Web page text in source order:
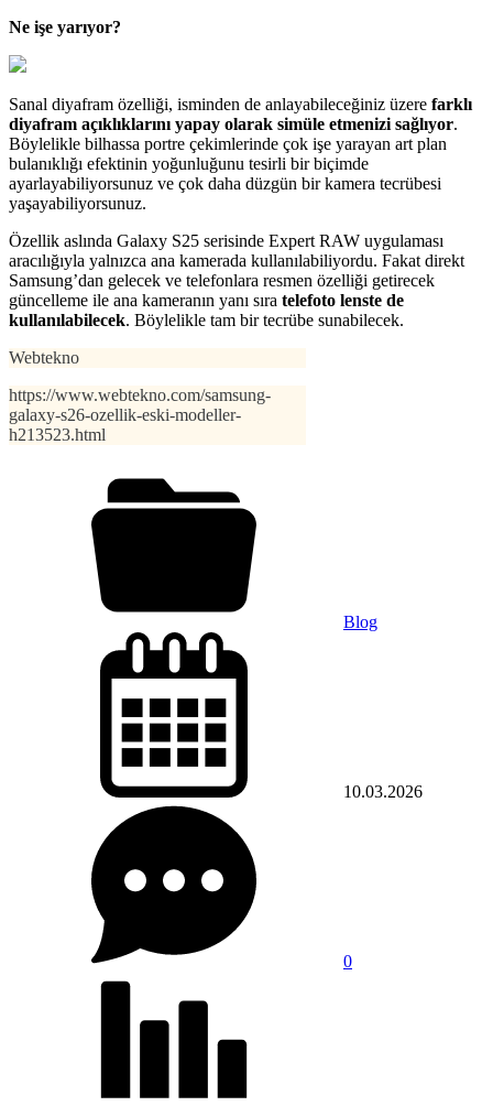
Ne işe yarıyor?
Sanal diyafram özelliği, isminden de anlayabileceğiniz üzere farklı
diyafram açıklıklarını yapay olarak simüle etmenizi sağlıyor.
Böylelikle bilhassa portre çekimlerinde çok işe yarayan art plan
bulanıklığı efektinin yoğunluğunu tesirli bir biçimde
ayarlayabiliyorsunuz ve çok daha düzgün bir kamera tecrübesi
yaşayabiliyorsunuz.
Özellik aslında Galaxy S25 serisinde Expert RAW uygulaması
aracılığıyla yalnızca ana kamerada kullanılabiliyordu. Fakat direkt
Samsung’dan gelecek ve telefonlara resmen özelliği getirecek
güncelleme ile ana kameranın yanı sıra telefoto lenste de
kullanılabilecek. Böylelikle tam bir tecrübe sunabilecek.
Webtekno
https://www.webtekno.com/samsung-
galaxy-s26-ozellik-eski-modeller-
h213523.html
Blog
10.03.2026
0